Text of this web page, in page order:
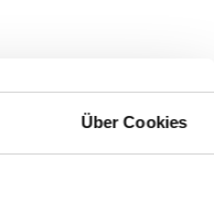
Über Cookies